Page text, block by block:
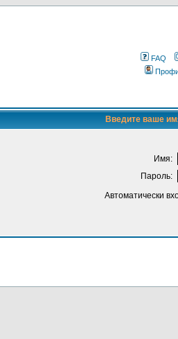
FAQ
Введите ваше
Имя:
Пароль:
Автоматически